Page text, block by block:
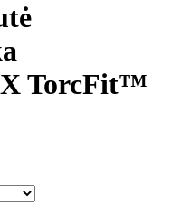
TorcFit™